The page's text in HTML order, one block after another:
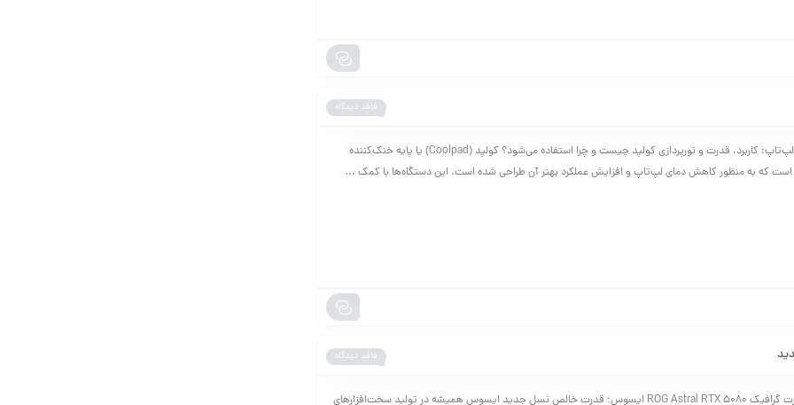
فاقد دیدگاه
بررسی انواع کولپد لپ‌تاپ: کاربرد، قدرت و نورپردازی کولپد چیست و چرا استفاده می‌شود؟ کولپد (Coolpad) یا پایه خنک‌کننده
که به منظور کاهش دمای لپ‌تاپ و افزایش عملکرد بهتر آن طراحی شده است. این دستگاه‌ها با کمک ...
فاقد دیدگاه
بررسی تخصصی کارت گرافیک ROG Astral RTX 5080 ایسوس؛ قدرت خالص نسل جدید ایسوس همیشه در تولید سخت‌افزارهای